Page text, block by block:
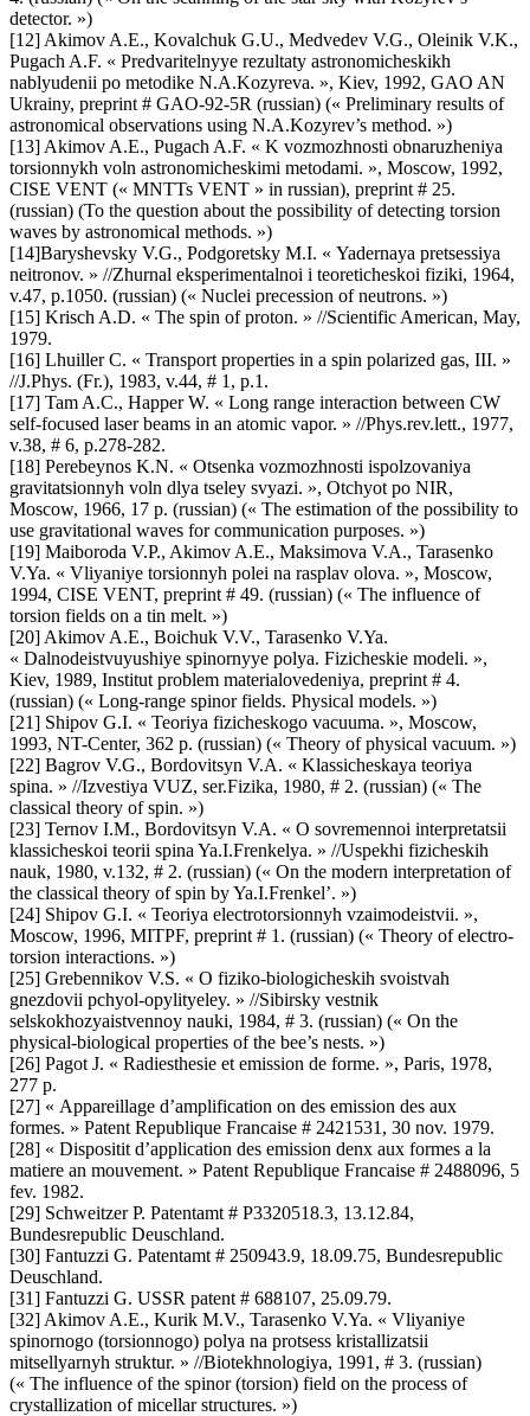
detector. »)
[12] Akimov A.E., Kovalchuk G.U., Medvedev V.G., Oleinik V.K.,
Pugach A.F. « Predvaritelnyye rezultaty astronomicheskikh
nablyudenii po metodike N.A.Kozyreva. », Kiev, 1992, GAO AN
Ukrainy, preprint # GAO-92-5R (russian) (« Preliminary results of
astronomical observations using N.A.Kozyrev’s method. »)
[13] Akimov A.E., Pugach A.F. « K vozmozhnosti obnaruzheniya
torsionnykh voln astronomicheskimi metodami. », Moscow, 1992,
CISE VENT (« MNTTs VENT » in russian), preprint # 25.
(russian) (To the question about the possibility of detecting torsion
waves by astronomical methods. »)
[14]Baryshevsky V.G., Podgoretsky M.I. « Yadernaya pretsessiya
neitronov. » //Zhurnal eksperimentalnoi i teoreticheskoi fiziki, 1964,
v.47, p.1050. (russian) (« Nuclei precession of neutrons. »)
[15] Krisch A.D. « The spin of proton. » //Scientific American, May,
1979.
[16] Lhuiller C. « Transport properties in a spin polarized gas, III. »
//J.Phys. (Fr.), 1983, v.44, # 1, p.1.
[17] Tam A.C., Happer W. « Long range interaction between CW
self-focused laser beams in an atomic vapor. » //Phys.rev.lett., 1977,
v.38, # 6, p.278-282.
[18] Perebeynos K.N. « Otsenka vozmozhnosti ispolzovaniya
gravitatsionnyh voln dlya tseley svyazi. », Otchyot po NIR,
Moscow, 1966, 17 p. (russian) (« The estimation of the possibility to
use gravitational waves for communication purposes. »)
[19] Maiboroda V.P., Akimov A.E., Maksimova V.A., Tarasenko
V.Ya. « Vliyaniye torsionnyh polei na rasplav olova. », Moscow,
1994, CISE VENT, preprint # 49. (russian) (« The influence of
torsion fields on a tin melt. »)
[20] Akimov A.E., Boichuk V.V., Tarasenko V.Ya.
« Dalnodeistvuyushiye spinornyye polya. Fizicheskie modeli. »,
Kiev, 1989, Institut problem materialovedeniya, preprint # 4.
(russian) (« Long-range spinor fields. Physical models. »)
[21] Shipov G.I. « Teoriya fizicheskogo vacuuma. », Moscow,
1993, NT-Center, 362 p. (russian) (« Theory of physical vacuum. »)
[22] Bagrov V.G., Bordovitsyn V.A. « Klassicheskaya teoriya
spina. » //Izvestiya VUZ, ser.Fizika, 1980, # 2. (russian) (« The
classical theory of spin. »)
[23] Ternov I.M., Bordovitsyn V.A. « O sovremennoi interpretatsii
klassicheskoi teorii spina Ya.I.Frenkelya. » //Uspekhi fizicheskih
nauk, 1980, v.132, # 2. (russian) (« On the modern interpretation of
the classical theory of spin by Ya.I.Frenkel’. »)
[24] Shipov G.I. « Teoriya electrotorsionnyh vzaimodeistvii. »,
Moscow, 1996, MITPF, preprint # 1. (russian) (« Theory of electro-
torsion interactions. »)
[25] Grebennikov V.S. « O fiziko-biologicheskih svoistvah
gnezdovii pchyol-opylityeley. » //Sibirsky vestnik
selskokhozyaistvennoy nauki, 1984, # 3. (russian) (« On the
physical-biological properties of the bee’s nests. »)
[26] Pagot J. « Radiesthesie et emission de forme. », Paris, 1978,
277 p.
[27] « Appareillage d’amplification on des emission des aux
formes. » Patent Republique Francaise # 2421531, 30 nov. 1979.
[28] « Dispositit d’application des emission denx aux formes a la
matiere an mouvement. » Patent Republique Francaise # 2488096, 5
fev. 1982.
[29] Schweitzer P. Patentamt # P3320518.3, 13.12.84,
Bundesrepublic Deuschland.
[30] Fantuzzi G. Patentamt # 250943.9, 18.09.75, Bundesrepublic
Deuschland.
[31] Fantuzzi G. USSR patent # 688107, 25.09.79.
[32] Akimov A.E., Kurik M.V., Tarasenko V.Ya. « Vliyaniye
spinornogo (torsionnogo) polya na protsess kristallizatsii
mitsellyarnyh struktur. » //Biotekhnologiya, 1991, # 3. (russian)
(« The influence of the spinor (torsion) field on the process of
crystallization of micellar structures. »)